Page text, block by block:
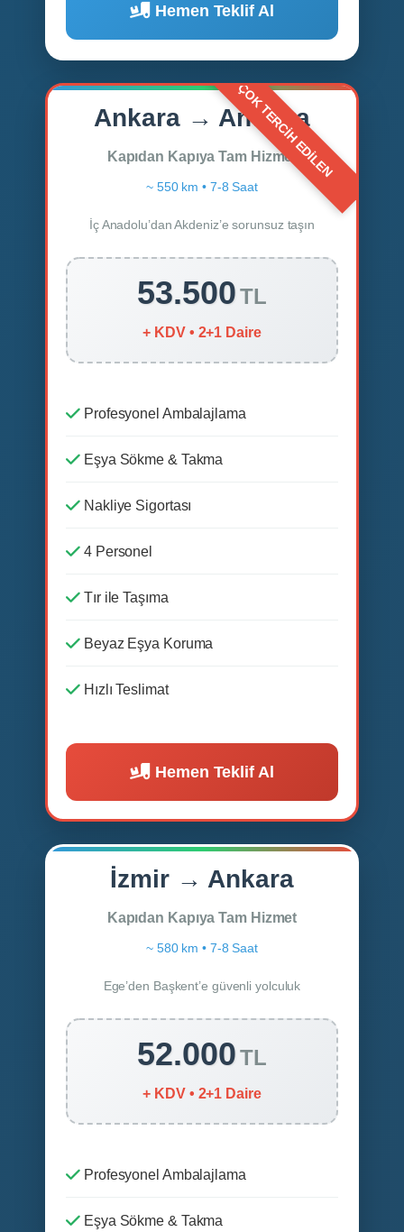
Hemen Teklif Al
Ankara → Antalya
Kapıdan Kapıya Tam Hizmet
~ 550 km • 7-8 Saat
İç Anadolu’dan Akdeniz’e sorunsuz taşın
53.500TL
+ KDV • 2+1 Daire
Profesyonel Ambalajlama
Eşya Sökme & Takma
Nakliye Sigortası
4 Personel
Tır ile Taşıma
Beyaz Eşya Koruma
Hızlı Teslimat
Hemen Teklif Al
İzmir → Ankara
Kapıdan Kapıya Tam Hizmet
~ 580 km • 7-8 Saat
Ege’den Başkent’e güvenli yolculuk
52.000TL
+ KDV • 2+1 Daire
Profesyonel Ambalajlama
Eşya Sökme & Takma